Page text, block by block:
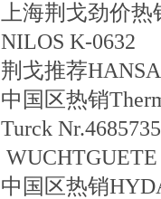
上海荆戈劲价
NILOS K-0632
荆戈推荐
中国区热销
Turck
中国区热销